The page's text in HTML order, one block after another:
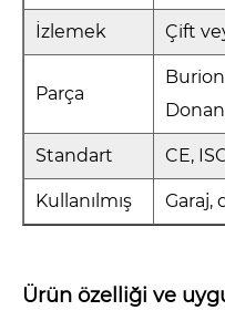
İzlemek Çift
Parça
Standart CE,
Kullanılmış Garaj,
Ürün özelliği ve